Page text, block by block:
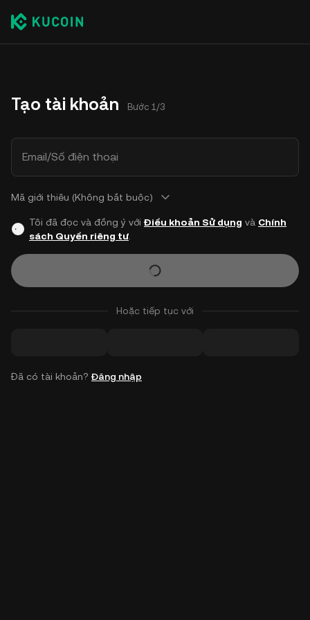
Tạo tài khoản Bước 1/3
Email/Số điện thoại
Mã giới thiêu (Không bắt buộc)
Tôi đã đọc và đồng ý với Điều khoản Sử dụng và Chính
sách Quyền riêng tư.
Hoặc tiếp tục với
Đã có tài khoản? Đăng nhập